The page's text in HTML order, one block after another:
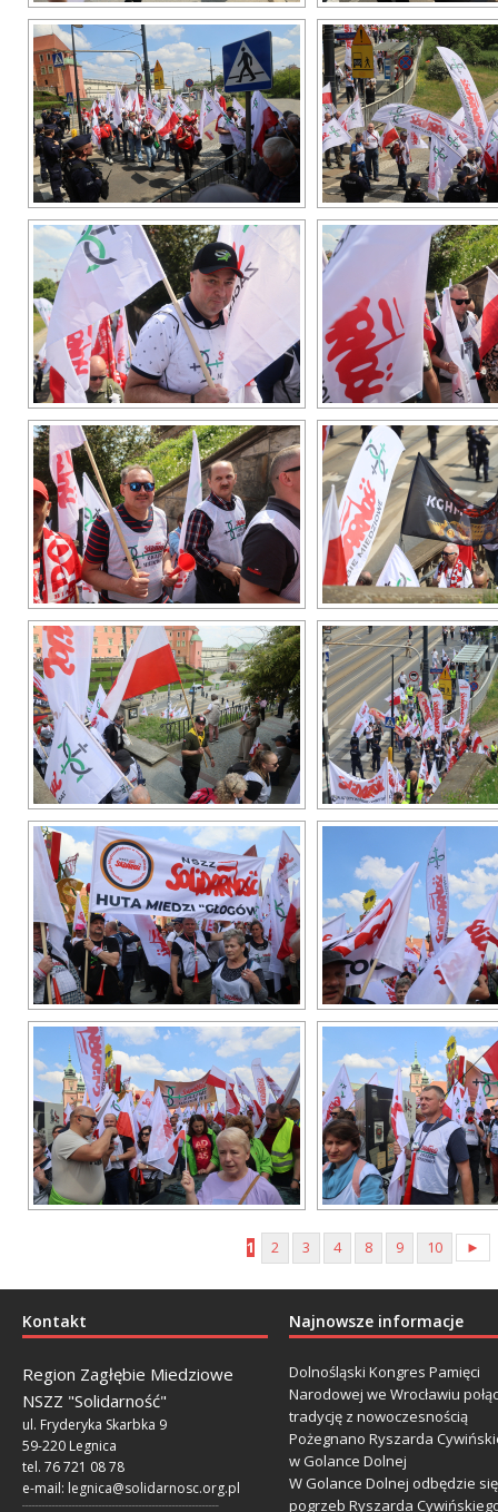
1 2 3 4 8 9 10 ►
Kontakt
Region Zagłębie Miedziowe
NSZZ "Solidarność"
ul. Fryderyka Skarbka 9
59-220 Legnica
tel. 76 721 08 78
e-mail: legnica@solidarnosc.org.pl
Najnowsze informacje
Dolnośląski Kongres Pamięci
Narodowej we Wrocławiu
tradycję z nowoczesnością
Pożegnano Ryszarda
w Golance Dolnej
W Golance Dolnej odbędzie się
pogrzeb Ryszarda